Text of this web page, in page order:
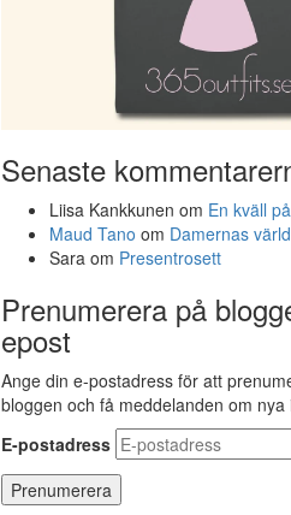
Senaste
Liisa Kankkunen om En kväll
Maud Tano om Damernas
Sara om Presentrosett
Prenumerera på
epost
Ange din e-postadress för att
bloggen och få meddelanden om nya
E-postadress